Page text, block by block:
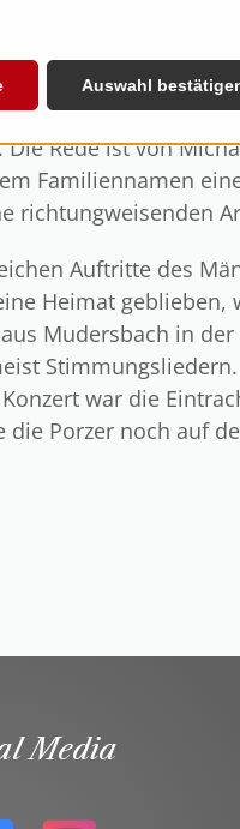
Rede ist von
Familiennamen
richtungweisenden
Auftritte des
Heimat geblieben,
Mudersbach in
war die
Porzer noch auf
Media
Auswahl